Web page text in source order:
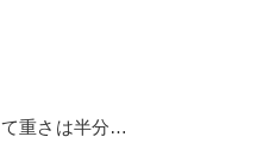
重さは半分…⠀